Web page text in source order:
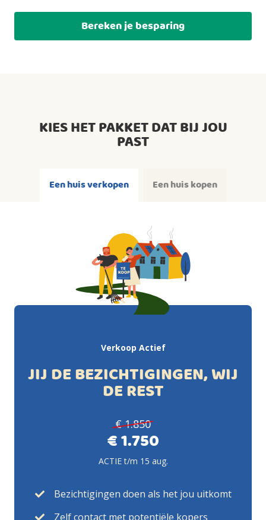
Bereken je besparing
KIES HET PAKKET DAT BIJ JOU
PAST
Een huis verkopen Een huis kopen
Verkoop Actief
JIJ DE BEZICHTIGINGEN, WIJ
DE REST
€ 1.850
€ 1.750
ACTIE t/m 15 aug.
Bezichtigingen doen als het jou uitkomt
Zelf contact met potentiële kopers